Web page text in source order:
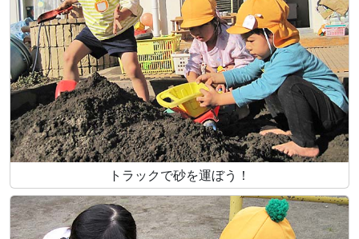
トラックで砂を運ぼう！